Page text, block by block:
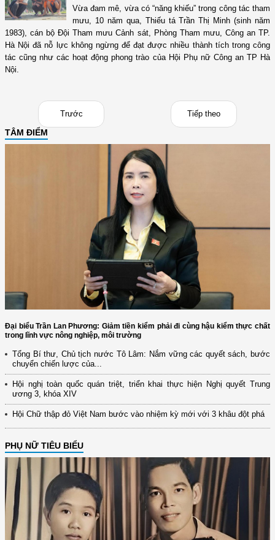
Vừa đam mê, vừa có “năng khiếu” trong công tác tham
mưu, 10 năm qua, Thiếu tá Trần Thị Minh (sinh năm
1983), cán bộ Đội Tham mưu Cảnh sát, Phòng Tham mưu, Công an TP.
Hà Nội đã nỗ lực không ngừng để đạt được nhiều thành tích trong công
tác cũng như các hoạt động phong trào của Hội Phụ nữ Công an TP Hà
Nội.
Trước Tiếp theo
TÂM ĐIỂM
Đại biểu Trần Lan Phương: Giảm tiền kiểm phải đi cùng hậu kiểm thực chất
trong lĩnh vực nông nghiệp, môi trường
Tổng Bí thư, Chủ tịch nước Tô Lâm: Nắm vững các quyết sách, bước
chuyển chiến lược của...
Hội nghị toàn quốc quán triệt, triển khai thực hiện Nghị quyết Trung
ương 3, khóa XIV
Hội Chữ thập đỏ Việt Nam bước vào nhiệm kỳ mới với 3 khâu đột phá
PHỤ NỮ TIÊU BIỂU